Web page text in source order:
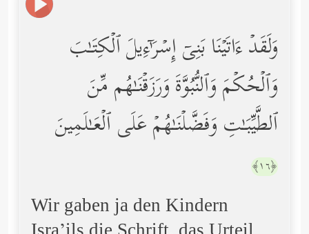
وَلَقَدۡ ءَاتَیۡنَا بَنِیۤ إِسۡرَ ٰ⁠ۤءِیلَ ٱلۡكِتَـٰبَ
وَٱلۡحُكۡمَ وَٱلنُّبُوَّةَ وَرَزَقۡنَـٰهُم مِّنَ
ٱلطَّیِّبَـٰتِ وَفَضَّلۡنَـٰهُمۡ عَلَى ٱلۡعَـٰلَمِینَ
﴿١٦﴾
Wir gaben ja den Kindern